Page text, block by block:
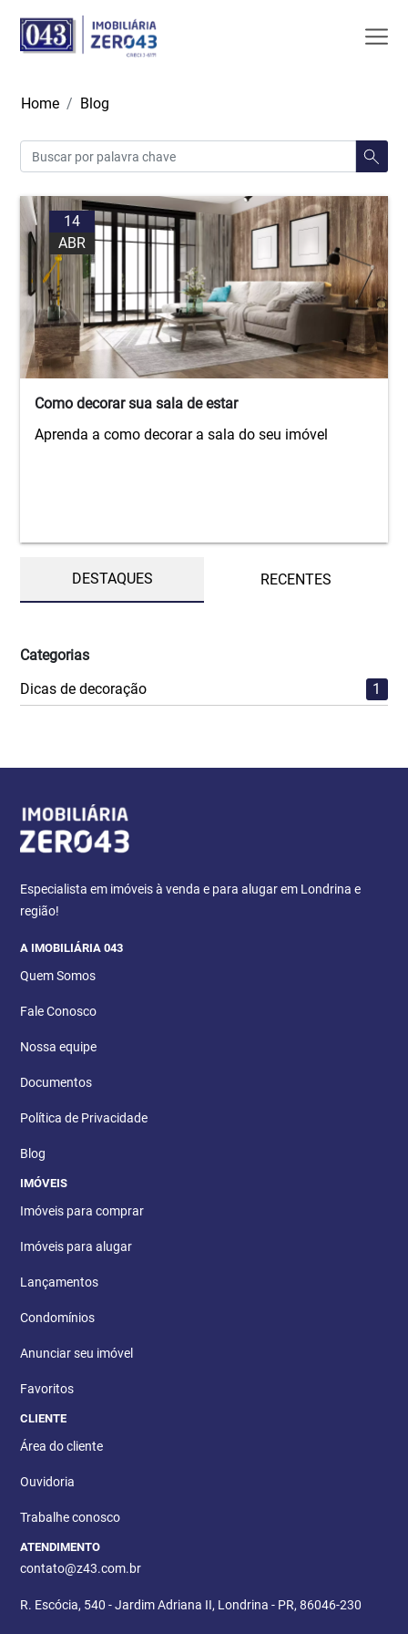
Home Blog
14
ABR
Como decorar sua sala de estar
Aprenda a como decorar a sala do seu imóvel
DESTAQUES RECENTES
Categorias
Dicas de decoração
1
Especialista em imóveis à venda e para alugar em Londrina e
região!
A IMOBILIÁRIA 043
Quem Somos
Fale Conosco
Nossa equipe
Documentos
Política de Privacidade
Blog
IMÓVEIS
Imóveis para comprar
Imóveis para alugar
Lançamentos
Condomínios
Anunciar seu imóvel
Favoritos
CLIENTE
Área do cliente
Ouvidoria
Trabalhe conosco
ATENDIMENTO
contato@z43.com.br
R. Escócia, 540 - Jardim Adriana II, Londrina - PR, 86046-230